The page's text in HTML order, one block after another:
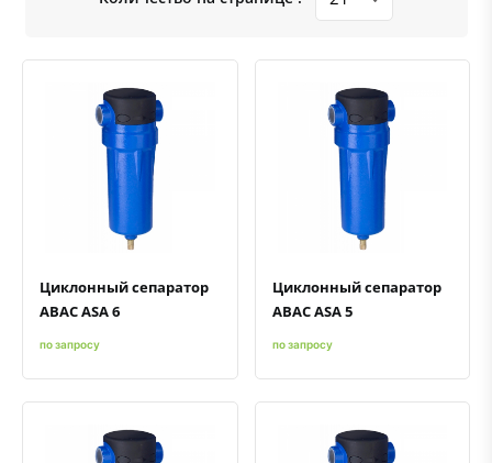
Быстрый просмотрДобавить к сравнению
Циклонный сепаратор
ABAC ASA 6
по запросу
Быстрый просмотрДобавить к сравнению
Циклонный сепаратор
ABAC ASA 5
по запросу